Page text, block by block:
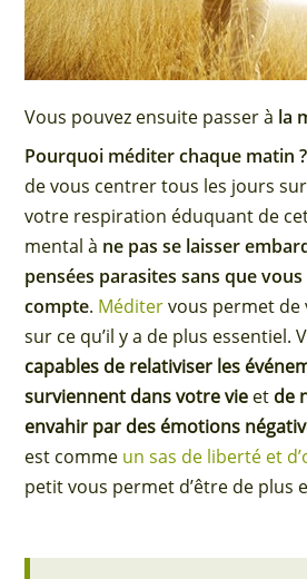
Vous pouvez ensuite passer à la
Pourquoi méditer chaque matin ?
de vous centrer tous les jours
votre respiration éduquant de
mental à ne pas se laisser
pensées parasites sans que
compte. Méditervous permet
sur ce qu’il y a de plus essentiel.
capables de relativiser les
surviennent dans votre vie et de
envahir par des émotions
est comme un sas de liberté et
petit vous permet d’être de plus